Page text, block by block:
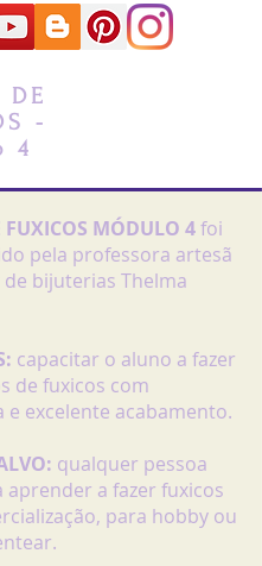
DE
-
4
FUXICOS MÓDULO 4foi
pela professora artesã
bijuterias Thelma
capacitar o aluno a fazer
de fuxicos com
e excelente acabamento.
qualquer pessoa
aprender a fazer fuxicos
para hobby ou